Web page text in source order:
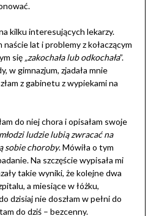
kilku interesujących lekarzy.
naście lat i problemy z kołaczącym
się „zakochała lub odkochała”.
w gimnazjum, zjadała mnie
z gabinetu z wypiekami na
do niej chora i opisałam swoje
młodzi ludzie lubią zwracać na
sobie choroby. Mówiła o tym
Na szczęście wypisała mi
takie wyniki, że kolejne dwa
a miesiące w łóżku,
dzisiaj nie doszłam w pełni do
do dziś – bezcenny.